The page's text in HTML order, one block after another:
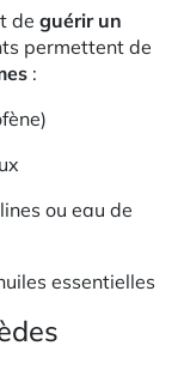
de guérir un
permettent de
:
ou eau de
essentielles